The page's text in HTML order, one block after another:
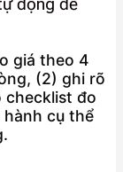
động để
giá theo 4
(2) ghi rõ
checklist đo
hành cụ thể